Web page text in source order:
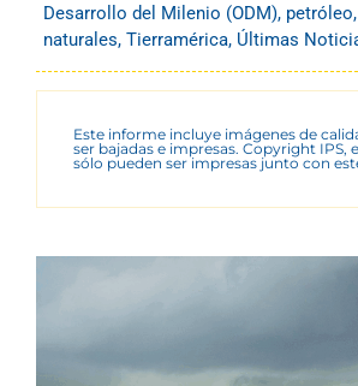
Desarrollo del Milenio (ODM), petróleo,
naturales, Tierramérica, Últimas
Este informe incluye imágenes de
ser bajadas e impresas. Copyright IPS,
sólo pueden ser impresas junto con